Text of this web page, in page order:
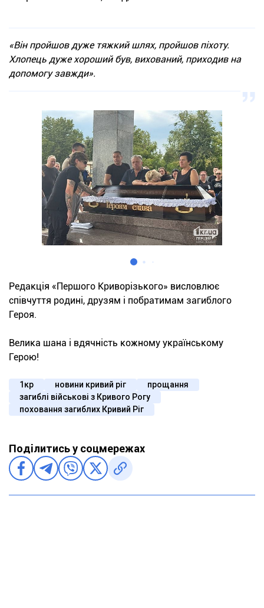
«Він пройшов дуже тяжкий шлях, пройшов піхоту.
Хлопець дуже хороший був, вихований, приходив на
допомогу завжди».
Редакція «Першого Криворізького» висловлює
співчуття родині, друзям і побратимам загиблого
Героя.
Велика шана і вдячність кожному українському
Герою!
1кр новини кривий ріг
прощання
загиблі військові з Кривого Рогу
поховання загиблих Кривий Ріг
Поділитись у соцмережах